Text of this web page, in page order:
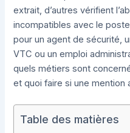
extrait, d’autres vérifient
incompatibles avec le
pour un agent de sécurité,
VTC ou un emploi
quels métiers sont
et quoi faire si une mention
Table des matières